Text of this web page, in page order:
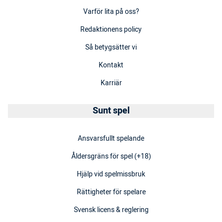
Varför lita på oss?
Redaktionens policy
Så betygsätter vi
Kontakt
Karriär
Sunt spel
Ansvarsfullt spelande
Åldersgräns för spel (+18)
Hjälp vid spelmissbruk
Rättigheter för spelare
Svensk licens & reglering